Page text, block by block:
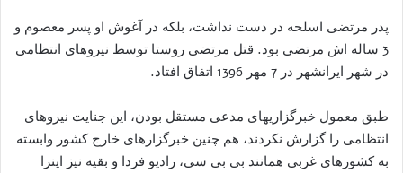
پدر مرتضی اسلحه در دست نداشت، بلکه در آغوش او پسر معصوم و
3 ساله اش مرتضی بود. قتل مرتضی روستا توسط نیروهای انتظامی
در شهر ایرانشهر در 7 مهر 1396 اتفاق افتاد.
طبق معمول خبرگزاریهای مدعی مستقل بودن، این جنایت نیروهای
انتظامی را گزارش نکردند، هم چنین خبرگزارهای خارج کشور وابسته
به کشورهای غربی همانند بی بی سی، رادیو فردا و بقیه نیز اینرا